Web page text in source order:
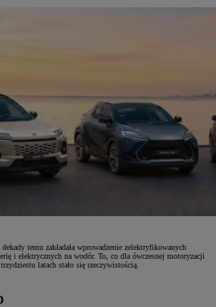
temu zakładała wprowadzenie zelektryfikowanych
i elektrycznych na wodór. To, co dla ówczesnej motoryzacji
latach stało się rzeczywistością.